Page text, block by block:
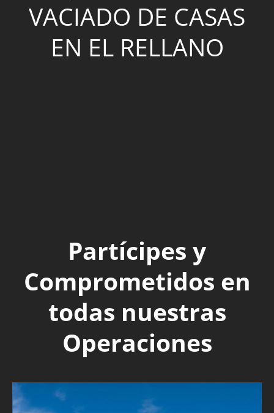
VACIADO DE CASAS
EN EL RELLANO
Partícipes y
Comprometidos en
todas nuestras
Operaciones